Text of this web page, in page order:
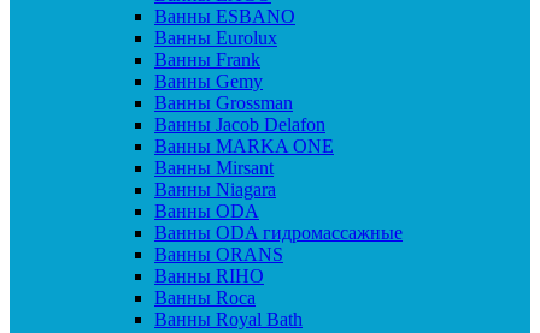
Ванны ESBANO
Ванны Eurolux
Ванны Frank
Ванны Gemy
Ванны Grossman
Ванны Jacob Delafon
Ванны MARKA ONE
Ванны Mirsant
Ванны Niagara
Ванны ODA
Ванны ODA гидромассажные
Ванны ORANS
Ванны RIHO
Ванны Roca
Ванны Royal Bath